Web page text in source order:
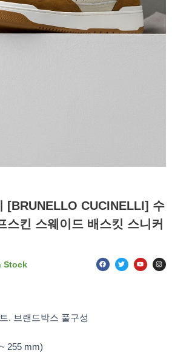
[BRUNELLO CUCINELLI] 수
스킨 스웨이드 배스킷 스니커
Stock F
a
c
T
w
i
Y
o
u
I
n
s
. 브랜드박스 풀구성
255 mm)